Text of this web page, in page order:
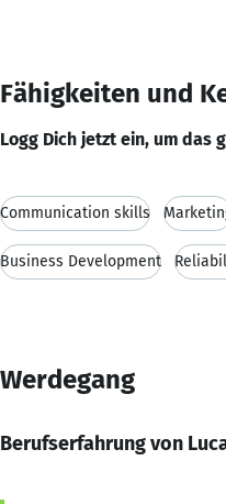
Fähigkeiten und
Logg Dich jetzt ein, um das
Communication skills
Business Development
Werdegang
Berufserfahrung von